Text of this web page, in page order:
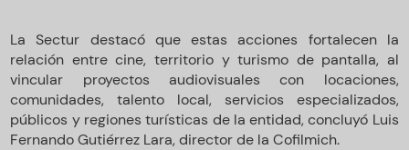
La Sectur destacó que estas acciones fortalecen la
relación entre cine, territorio y turismo de pantalla, al
vincular proyectos audiovisuales con locaciones,
comunidades, talento local, servicios especializados,
públicos y regiones turísticas de la entidad, concluyó Luis
Fernando Gutiérrez Lara, director de la Cofilmich.